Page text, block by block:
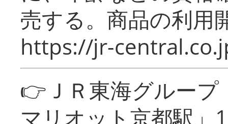
売する。商品の利用
https://jr-
👉ＪＲ東海グルー
マリオット京都駅」